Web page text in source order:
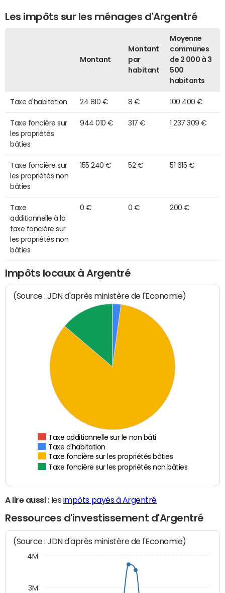
Les impôts sur les ménages d'Argentré
Montant
Montant
par
habitant
Moyenne
communes
de 2 000 à 3
500
habitants
Taxe d'habitation 24 810 € 8 € 100 400 €
Taxe foncière sur
les propriétés
bâties
944 010 € 317 € 1 237 309 €
Taxe foncière sur
les propriétés non
bâties
155 240 € 52 € 51 615 €
Taxe
additionnelle à la
taxe foncière sur
les propriétés non
bâties
0 € 0 € 200 €
Impôts locaux à Argentré
(Source : JDN d'après ministère de l'Economie)
Taxe additionnelle sur le non bâti
Taxe d'habitation
Taxe foncière sur les propriétés bâties
Taxe foncière sur les propriétés non bâties
A lire aussi :les impôts payés à Argentré
Ressources d'investissement d'Argentré
(Source : JDN d'après ministère de l'Economie)
3M
4M